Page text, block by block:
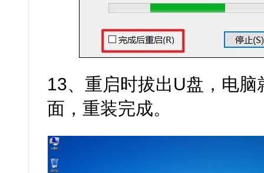
13、重启时拔出U盘，电
面，重装完成。